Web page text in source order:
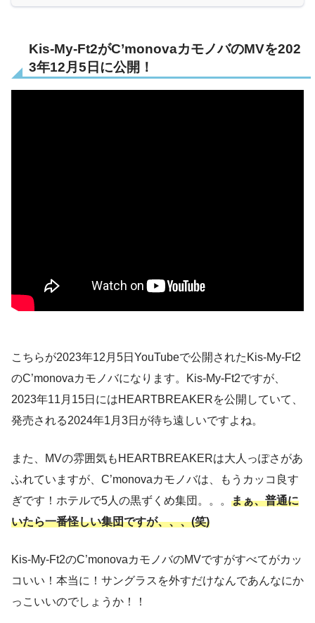
Kis-My-Ft2がC’monovaカモノバのMVを202
3年12月5日に公開！
こちらが2023年12月5日YouTubeで公開されたKis-My-Ft2
のC’monovaカモノバになります。Kis-My-Ft2ですが、
2023年11月15日にはHEARTBREAKERを公開していて、
発売される2024年1月3日が待ち遠しいですよね。
また、MVの雰囲気もHEARTBREAKERは大人っぽさがあ
ふれていますが、C’monovaカモノバは、もうカッコ良す
ぎです！ホテルで5人の黒ずくめ集団。。。 まぁ、普通に
いたら一番怪しい集団ですが、、、(笑)
Kis-My-Ft2のC’monovaカモノバのMVですがすべてがカッ
コいい！本当に！サングラスを外すだけなんであんなにか
っこいいのでしょうか！！